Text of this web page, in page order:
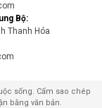
Bộ:
Thanh Hóa
sống. Cấm sao chép
bằng văn bản.